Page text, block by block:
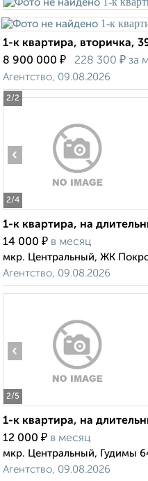
2/2
1-к квартира, вторичка,
8 900 000 ₽ 228 300 ₽ за
Агентство, 09.08.2026
2/4
‹
1-к квартира, на
14 000 ₽ в месяц
мкр. Центральный, ЖК
Агентство, 09.08.2026
2/5
‹
1-к квартира, на
12 000 ₽ в месяц
мкр. Центральный, Гудимы
Агентство, 09.08.2026